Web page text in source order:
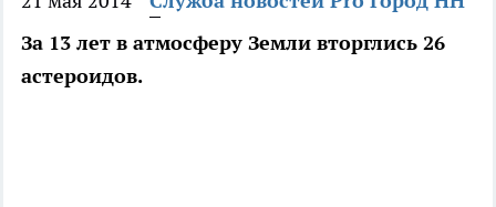
За 13 лет в атмосферу Земли вторглись 26
астероидов.